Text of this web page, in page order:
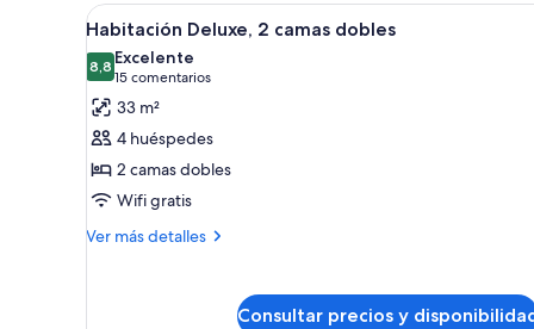
cama
matrimonio
grande
Abrir
todas
las
fotos
de
Habitación
Deluxe,
2
camas
Habitación de hotel con dos
4
Habitación Deluxe, 2 camas dobles
8,88,8 de 10
Excelente
15 comentarios
(15 comentarios)
33 m²
4 huéspedes
2 camas dobles
Wifi gratis
Ver más detalles
Más
Consultar precios y